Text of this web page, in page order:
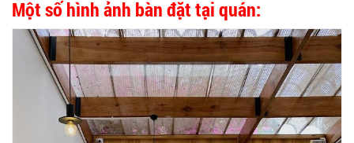
Một số hình ảnh bàn đặt tại quán: